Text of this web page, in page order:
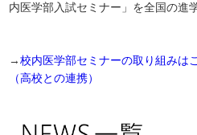
内医学部入試セミナー」を全国の進
→校内医学部セミナーの取り組みは
（高校との連携）